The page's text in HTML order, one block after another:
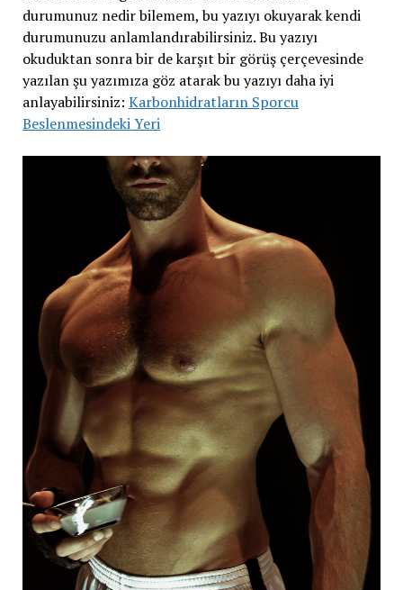
durumunuz nedir bilemem, bu yazıyı okuyarak kendi
durumunuzu anlamlandırabilirsiniz. Bu yazıyı
okuduktan sonra bir de karşıt bir görüş çerçevesinde
yazılan şu yazımıza göz atarak bu yazıyı daha iyi
anlayabilirsiniz: Karbonhidratların Sporcu
Beslenmesindeki Yeri